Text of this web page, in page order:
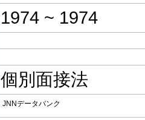
1974 ~ 1974
個別面接法
JNNデータバンク